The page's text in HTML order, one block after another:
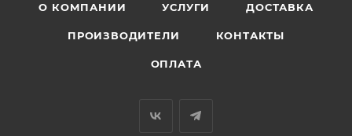
О КОМПАНИИ УСЛУГИ ДОСТАВКА
ПРОИЗВОДИТЕЛИ КОНТАКТЫ
ОПЛАТА